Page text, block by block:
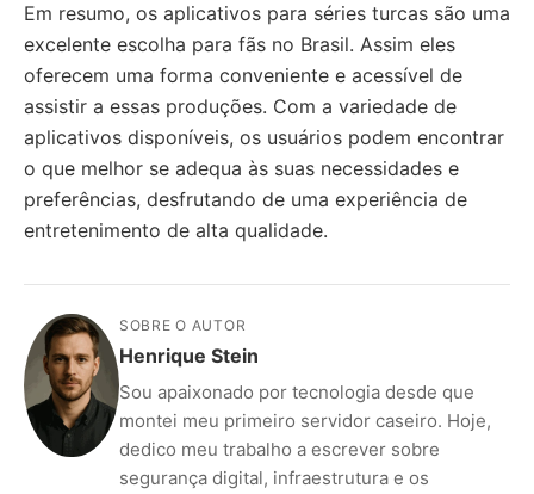
Em resumo, os aplicativos para séries turcas são uma
excelente escolha para fãs no Brasil. Assim eles
oferecem uma forma conveniente e acessível de
assistir a essas produções. Com a variedade de
aplicativos disponíveis, os usuários podem encontrar
o que melhor se adequa às suas necessidades e
preferências, desfrutando de uma experiência de
entretenimento de alta qualidade.
SOBRE O AUTOR
Henrique Stein
Sou apaixonado por tecnologia desde que
montei meu primeiro servidor caseiro. Hoje,
dedico meu trabalho a escrever sobre
segurança digital, infraestrutura e os